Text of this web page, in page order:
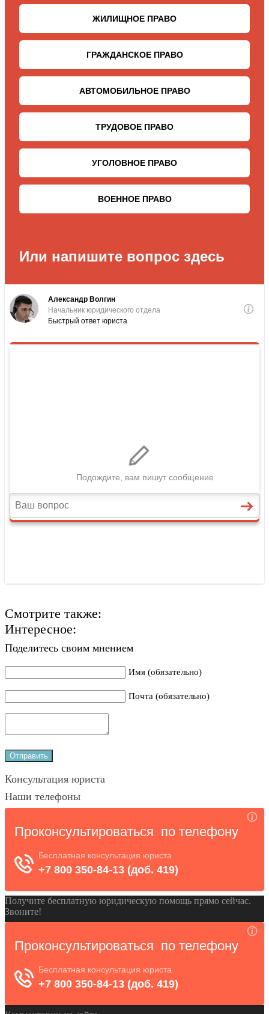
Смотрите также:
Интересное:
Поделитесь своим мнением
Имя (обязательно)
Почта (обязательно)
Консультация юриста
Наши телефоны
Получите бесплатную юридическую помощь прямо сейчас.
Звоните!